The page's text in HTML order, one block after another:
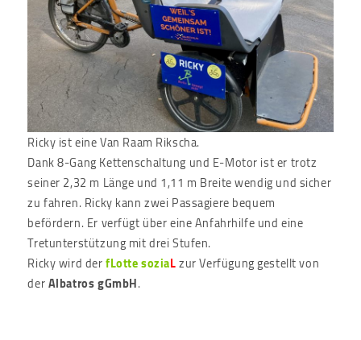
Ricky ist eine Van Raam Rikscha.
Dank 8-Gang Kettenschaltung und E-Motor ist er trotz
seiner 2,32 m Länge und 1,11 m Breite wendig und sicher
zu fahren. Ricky kann zwei Passagiere bequem
befördern. Er verfügt über eine Anfahrhilfe und eine
Tretunterstützung mit drei Stufen.
Ricky wird derfLotte soziaLzur Verfügung gestellt von
derAlbatros gGmbH.